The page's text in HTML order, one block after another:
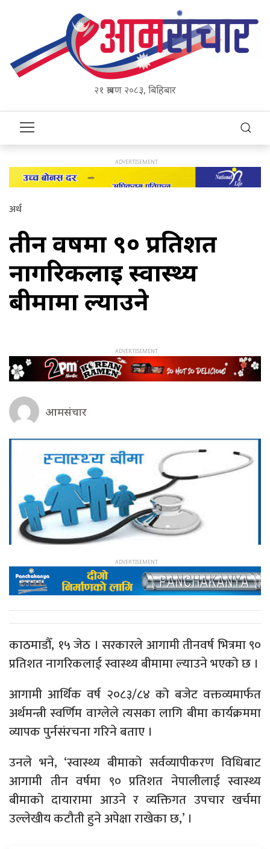
२१ श्रावण २०८३, बिहिबार
अर्थ
तीन वर्षमा ९० प्रतिशत
नागरिकलाई स्वास्थ्य
बीमामा ल्याउने
आमसंचार
काठमाडौँ, १५ जेठ । सरकारले आगामी तीनवर्ष भित्रमा ९०
प्रतिशत नागरिकलाई स्वास्थ्य बीमामा ल्याउने भएको छ ।
आगामी आर्थिक वर्ष २०८३/८४ को बजेट वक्तव्यमार्फत
अर्थमन्त्री स्वर्णिम वाग्लेले त्यसका लागि बीमा कार्यक्रममा
व्यापक पुर्नसंरचना गरिने बताए ।
उनले भने, ‘स्वास्थ्य बीमाको सर्वव्यापीकरण विधिबाट
आगामी तीन वर्षमा ९० प्रतिशत नेपालीलाई स्वास्थ्य
बीमाको दायारामा आउने र व्यक्तिगत उपचार खर्चमा
उल्लेखीय कटौती हुने अपेक्षा राखेका छ,’ ।